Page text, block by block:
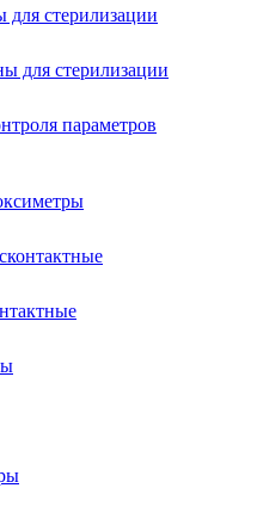
для стерилизации
для стерилизации
параметров